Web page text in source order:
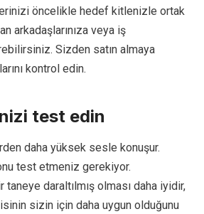
öncelikle hedef kitlenizle ortak
arkadaşlarınıza veya iş
Sizden satın almaya
kontrol edin.
test edin
daha yüksek sesle konuşur.
test etmeniz gerekiyor.
daraltılmış olması daha iyidir,
sizin için daha uygun olduğunu